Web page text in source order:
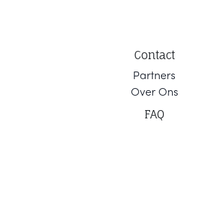
Contact
Partners
Over Ons
FAQ